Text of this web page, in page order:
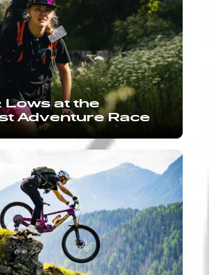
Lows at the
Adventure Race